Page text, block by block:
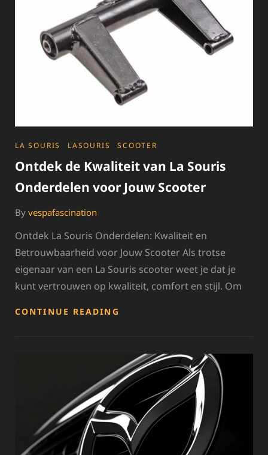
CATEGORIES
LA SOURIS LASOURIS SCOOTER
Ontdek de Kwaliteit van La Souris
Onderdelen voor Jouw Scooter
By vespafascination
Ontdek La Souris Onderdelen: Kwaliteit en
Betrouwbaarheid voor Jouw Scooter Als trotse
eigenaar van een La Souris scooter weet je dat je
kunt vertrouwen op kwaliteit, comfort en stijl. Om
CONTINUE READING
LA
SOURIS
ONDERDELEN
VOOR
JOUW
SCOOTER